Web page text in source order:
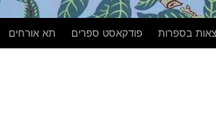
בספרות פודקאסט ספרים תא אורחים